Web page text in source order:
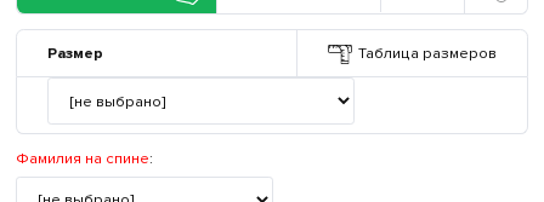
Размер Таблица размеров
Фамилия на спине: